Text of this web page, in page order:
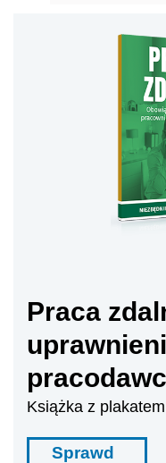
Praca
Książka z
Sprawd